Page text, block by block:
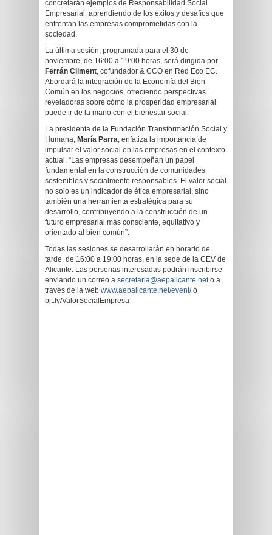
concretarán ejemplos de Responsabilidad Social
Empresarial, aprendiendo de los éxitos y desafíos que
enfrentan las empresas comprometidas con la
sociedad.
La última sesión, programada para el 30 de
noviembre, de 16:00 a 19:00 horas, será dirigida por
Ferrán Climent, cofundador & CCO en Red Eco EC.
Abordará la integración de la Economía del Bien
Común en los negocios, ofreciendo perspectivas
reveladoras sobre cómo la prosperidad empresarial
puede ir de la mano con el bienestar social.
La presidenta de la Fundación Transformación Social y
Humana, María Parra, enfatiza la importancia de
impulsar el valor social en las empresas en el contexto
actual. “Las empresas desempeñan un papel
fundamental en la construcción de comunidades
sostenibles y socialmente responsables. El valor social
no solo es un indicador de ética empresarial, sino
también una herramienta estratégica para su
desarrollo, contribuyendo a la construcción de un
futuro empresarial más consciente, equitativo y
orientado al bien común”.
Todas las sesiones se desarrollarán en horario de
tarde, de 16:00 a 19:00 horas, en la sede de la CEV de
Alicante. Las personas interesadas podrán inscribirse
enviando un correo a secretaria@aepalicante.neto a
través de la web www.aepalicante.net/event/ó
bit.ly/ValorSocialEmpresa